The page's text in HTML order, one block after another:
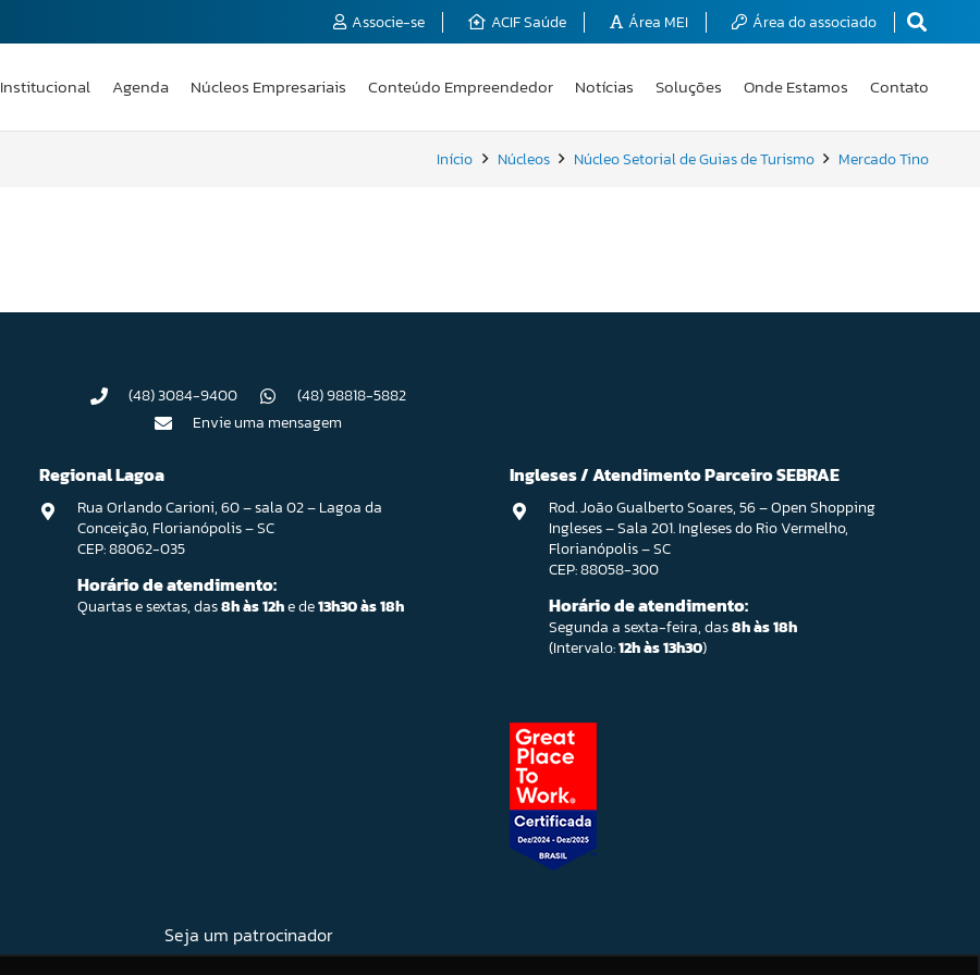
Associe-se ACIF Saúde Área MEI Área do associado
Institucional Agenda Núcleos Empresariais Conteúdo Empreendedor Notícias Soluções Onde Estamos Contato
Início Núcleos Núcleo Setorial de Guias de Turismo Mercado Tino
(48) 3084-9400
(48) 98818-5882
Envie uma mensagem
Regional Lagoa
Rua Orlando Carioni, 60 – sala 02 – Lagoa da
Conceição, Florianópolis – SC
CEP: 88062-035
Horário de atendimento:
Quartas e sextas, das8h às 12he de13h30 às 18h
Ingleses / Atendimento Parceiro SEBRAE
Rod. João Gualberto Soares, 56 – Open Shopping
Ingleses – Sala 201. Ingleses do Rio Vermelho,
Florianópolis – SC
CEP: 88058-300
Horário de atendimento:
Segunda a sexta-feira, das8h às 18h
(Intervalo:12h às 13h30)
Seja um patrocinador